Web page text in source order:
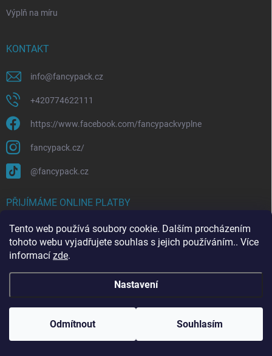
Tento web používá soubory cookie. Dalším procházením
tohoto webu vyjadřujete souhlas s jejich používáním.. Více
informací zde.
Nastavení
Odmítnout Souhlasím
Důležitá informace: Vážení zákazníci, přijaté objednávky
od 6-7.8.2026 budeme expedovat nejdříve 10.8.2026.
Výplň na míru
KONTAKT
info@fancypack.cz
+420774622111
https://www.facebook.com/fancypackvyplne
fancypack.cz/
@fancypack.cz
PŘIJÍMÁME ONLINE PLATBY
Vytvořil Shoptet
Copyright 2026Fancypack.cz. Všechna práva vyhrazena.Upravit nastavení